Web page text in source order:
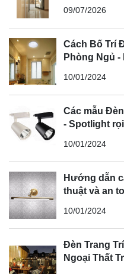
09/07/2026
Cách Bố Trí
Phòng Ngủ
10/01/2024
Các mẫu
- Spotlight
10/01/2024
Hướng dẫn
thuật và an
10/01/2024
Đèn Trang
Ngoại Thất